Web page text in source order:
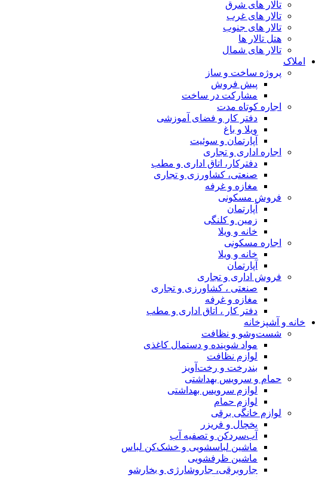
تالار های شرق
تالار های غرب
تالار های جنوب
هتل تالار ها
تالار های شمال
املاک
پروژه ساخت و ساز
پیش فروش
مشارکت در ساخت
اجاره کوتاه مدت
دفتر کار و فضای آموزشی
ویلا و باغ
آپارتمان و سوئیت
اجاره اداری و تجاری
دفترکار، اتاق اداری و مطب
صنعتی، کشاورزی و تجاری
مغازه و غرفه
فروش مسکونی
آپارتمان
زمین و کلنگی
خانه و ویلا
اجاره مسکونی
خانه و ویلا
آپارتمان
فروش اداری و تجاری
صنعتی ، کشاورزی و تجاری
مغازه و غرفه
دفتر کار ، اتاق اداری و مطب
خانه و آشپزخانه
شست‌وشو و نظافت
مواد شوینده و دستمال کاغذی
لوازم نظافت
بندرخت و رخت‌آویز
حمام و سرویس بهداشتی
لوازم سرویس بهداشتی
لوازم حمام
لوازم خانگی برقی
یخچال و فریزر
آب‌سردکن و تصفیه آب
ماشین لباسشویی و خشک‌کن لباس
ماشین ظرفشویی
جاروبرقی، جاروشارژی و بخارشو